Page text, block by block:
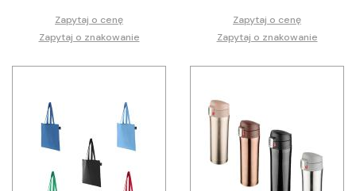
Zapytaj o cenę
Zapytaj o znakowanie
Zapytaj o cenę
Zapytaj o znakowanie